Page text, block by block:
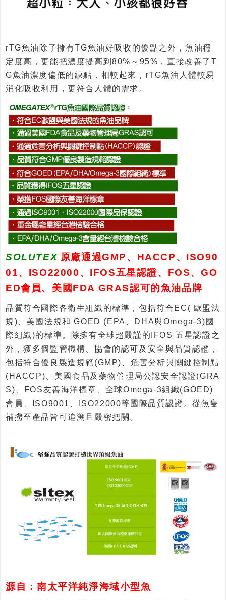
rTG魚油除了擁有TG魚油好吸收的優點之外，魚油穩
定度高，更能把濃度提高到80%～95%，直接改善了T
G魚油濃度偏低的缺點，相較起來，rTG魚油人體較易
消化吸收利用，更符合人體的需求。
SOLUTEX 原廠通過GMP、HACCP、ISO90
01、ISO22000、IFOS五星認證、FOS、GO
ED會員、美國FDA GRAS認可的魚油品牌
品質符合國際各衛生組織的標準，包括符合EC( 歐盟法
規)、美國法規和 GOED (EPA、DHA與Omega-3)國
際組織)的標準。除擁有全球超嚴謹的IFOS 五星認證之
外，獲多個監管機構、協會的認可及安全與品質認證，
包括符合優良製造規範(GMP)、危害分析與關鍵控制點
(HACCP)、美國食品及藥物管理局公認安全認證(GRA
S)、FOS友善海洋標章、全球Omega-3組織(GOED)
會員、ISO9001、ISO22000等國際品質認證。從魚隻
補撈至產品皆可追溯且嚴密把關。
源自 : 南太平洋純淨海域小型魚